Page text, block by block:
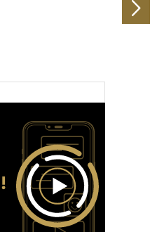
möglicherweise mit
Sie ihnen bereitgestellt